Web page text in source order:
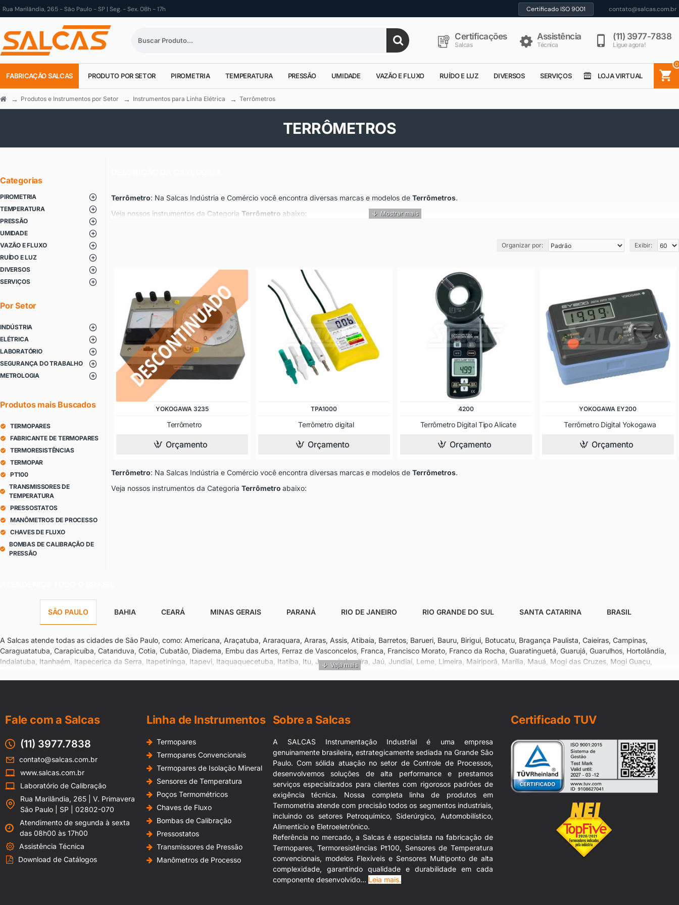
Rua Marilândia, 265 - São Paulo - SP | Seg. - Sex. 08h - 17h Certificado ISO 9001 contato@salcas.com.br
Certificações
Salcas
Assistência
Técnica
(11) 3977-7838
Ligue agora!
FABRICAÇÃO SALCAS PRODUTO POR SETOR PIROMETRIA TEMPERATURA PRESSÃO UMIDADE VAZÃO E FLUXO RUÍDO E LUZ DIVERSOS SERVIÇOS LOJA VIRTUAL
0
Produtos e Instrumentos por Setor Instrumentos para Linha Elétrica Terrômetros
TERRÔMETROS
Categorias
PIROMETRIA
TEMPERATURA
PRESSÃO
UMIDADE
VAZÃO E FLUXO
RUÍDO E LUZ
DIVERSOS
SERVIÇOS
Por Setor
INDÚSTRIA
ELÉTRICA
LABORATÓRIO
SEGURANÇA DO TRABALHO
METROLOGIA
Produtos mais Buscados
TERMOPARES
FABRICANTE DE TERMOPARES
TERMORESISTÊNCIAS
TERMOPAR
PT100
TRANSMISSORES DE
TEMPERATURA
PRESSOSTATOS
MANÔMETROS DE PROCESSO
CHAVES DE FLUXO
BOMBAS DE CALIBRAÇÃO DE
PRESSÃO
Terrômetro: Na Salcas Indústria e Comércio você encontra diversas marcas e modelos de Terrômetros.
Veja nossos instrumentos da Categoria Terrômetro abaixo:
Terrômetro: Na Salcas Indústria e Comércio você encontra diversas marcas e modelos de Terrômetros.
Veja nossos instrumentos da Categoria Terrômetro abaixo:
Organizar por: Exibir:
YOKOGAWA 3235
Terrômetro
Orçamento
TPA1000
Terrômetro digital
Orçamento
4200
Terrômetro Digital Tipo Alicate
Orçamento
YOKOGAWA EY200
Terrômetro Digital Yokogawa
Orçamento
SÃO PAULO BAHIA CEARÁ MINAS GERAIS PARANÁ RIO DE JANEIRO RIO GRANDE DO SUL SANTA CATARINA BRASIL
A Salcas atende todas as cidades de São Paulo, como: Americana, Araçatuba, Araraquara, Araras, Assis, Atibaia, Barretos, Barueri, Bauru, Birigui, Botucatu, Bragança Paulista, Caieiras, Campinas,
Caraguatatuba, Carapicuíba, Catanduva, Cotia, Cubatão, Diadema, Embu das Artes, Ferraz de Vasconcelos, Franca, Francisco Morato, Franco da Rocha, Guaratinguetá, Guarujá, Guarulhos, Hortolândia,
Indaiatuba, Itanhaém, Itapecerica da Serra, Itapetininga, Itapevi, Itaquaquecetuba, Itatiba, Itu, Jacareí, Jandira, Jaú, Jundiaí, Leme, Limeira, Mairiporã, Marília, Mauá, Mogi das Cruzes, Mogi Guaçu,
Osasco, Ourinhos, Paulínia, Pindamonhangaba, Piracicaba, Poá, Praia Grande, Presidente Prudente, Ribeirão Pires, Ribeirão Preto, Rio Claro, Salto, Santa Bárbara d'Oeste, Santana de Parnaíba, Santo
André, Santos, São Bernardo do Campo, São Caetano do Sul, São Carlos, São José do Rio Preto, São José dos Campos, São Vicente, Sertãozinho, Sorocaba, Sumaré, Suzano, Taboão da Serra, Tatuí,
Fale com a Salcas
(11) 3977.7838
contato@salcas.com.br
www.salcas.com.br
Laboratório de Calibração
Rua Marilândia, 265 | V. Primavera
São Paulo | SP | 02802-070
Atendimento de segunda à sexta
das 08h00 às 17h00
Assistência Técnica
Download de Catálogos
Linha de Instrumentos
Termopares
Termopares Convencionais
Termopares de Isolação Mineral
Sensores de Temperatura
Poços Termométricos
Chaves de Fluxo
Bombas de Calibração
Pressostatos
Transmissores de Pressão
Manômetros de Processo
Sobre a Salcas
A SALCAS Instrumentação Industrial é uma empresa
genuinamente brasileira, estrategicamente sediada na Grande São
Paulo. Com sólida atuação no setor de Controle de Processos,
desenvolvemos soluções de alta performance e prestamos
serviços especializados para clientes com rigorosos padrões de
exigência técnica. Nossa completa linha de produtos em
Termometria atende com precisão todos os segmentos industriais,
incluindo os setores Petroquímico, Siderúrgico, Automobilístico,
Alimentício e Eletroeletrônico.
Referência no mercado, a Salcas é especialista na fabricação de
Termopares, Termoresistências Pt100, Sensores de Temperatura
convencionais, modelos Flexíveis e Sensores Multiponto de alta
complexidade, garantindo qualidade e durabilidade em cada
componente desenvolvido... Leia mais.
Certificado TUV